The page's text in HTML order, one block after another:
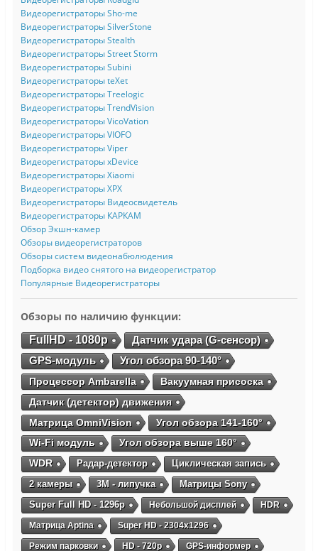
Видеорегистраторы Sho-me
Видеорегистраторы SilverStone
Видеорегистраторы Stealth
Видеорегистраторы Street Storm
Видеорегистраторы Subini
Видеорегистраторы teXet
Видеорегистраторы Treelogic
Видеорегистраторы TrendVision
Видеорегистраторы VicoVation
Видеорегистраторы VIOFO
Видеорегистраторы Viper
Видеорегистраторы xDevice
Видеорегистраторы Xiaomi
Видеорегистраторы XPX
Видеорегистраторы Видеосвидетель
Видеорегистраторы КАРКАМ
Обзор Экшн-камер
Обзоры видеорегистраторов
Обзоры систем видеонабюлюдения
Подборка видео снятого на видеорегистратор
Популярные Видеорегистраторы
Обзоры по наличию функции:
FullHD - 1080p
Датчик удара (G-сенсор)
GPS-модуль
Угол обзора 90-140°
Процессор Ambarella
Вакуумная присоска
Датчик (детектор) движения
Матрица OmniVision
Угол обзора 141-160°
Wi-Fi модуль
Угол обзора выше 160°
WDR
Радар-детектор
Циклическая запись
2 камеры
3М - липучка Матрицы Sony
Super Full HD - 1296p Небольшой дисплей HDR
Матрица Aptina Super HD - 2304х1296
Режим парковки HD - 720p GPS-информер